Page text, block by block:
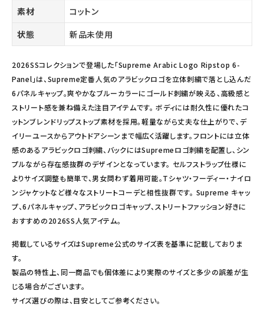
素材
コットン
状態
新品未使用
2026SSコレクションで登場した「Supreme Arabic Logo Ripstop 6-
Panel」は、Supreme定番人気のアラビックロゴを立体刺繍で落とし込んだ
6パネルキャップ。爽やかなブルーカラーにゴールド刺繍が映える、高級感と
ストリート感を兼ね備えた注目アイテムです。 ボディには耐久性に優れたコ
ットンブレンドリップストップ素材を採用。軽量ながら丈夫な仕上がりで、デ
イリーユースからアウトドアシーンまで幅広く活躍します。フロントには立体
感のあるアラビックロゴ刺繍、バックにはSupremeロゴ刺繍を配置し、シン
プルながら存在感抜群のデザインとなっています。 セルフストラップ仕様に
よりサイズ調整も簡単で、男女問わず着用可能。Tシャツ・フーディー・ナイロ
ンジャケットなど様々なストリートコーデと相性抜群です。 Supreme キャッ
プ、6パネルキャップ、アラビックロゴキャップ、ストリートファッション好きに
おすすめの2026SS人気アイテム。
掲載しているサイズはSupreme公式のサイズ表を基準に記載しておりま
す。
製品の特性上、同一商品でも個体差により実際のサイズと多少の誤差が生
じる場合がございます。
サイズ選びの際は、目安としてご参考ください。